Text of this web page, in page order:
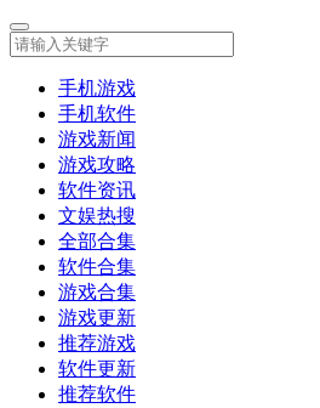
手机游戏
手机软件
游戏新闻
游戏攻略
软件资讯
文娱热搜
全部合集
软件合集
游戏合集
游戏更新
推荐游戏
软件更新
推荐软件